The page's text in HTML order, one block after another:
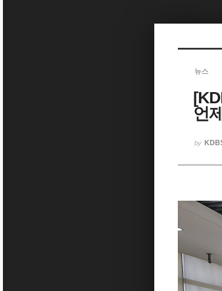
뉴스
언
by
Sketchbook5, 스케치북5
Sketchbook5, 스케치북5